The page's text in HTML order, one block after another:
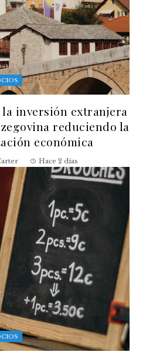
inversión extranjera
reduciendo la
económica
Hace 2 días